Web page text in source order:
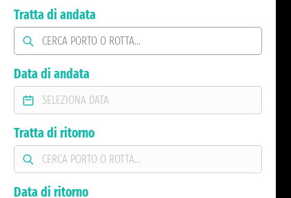
Tratta di andata
Data di andata
Tratta di ritorno
Data di ritorno